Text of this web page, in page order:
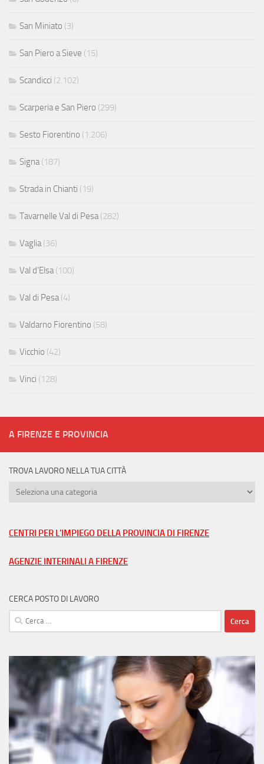
San Miniato (3)
San Piero a Sieve (15)
Scandicci (2.102)
Scarperia e San Piero (299)
Sesto Fiorentino (1.206)
Signa(187)
Strada in Chianti (19)
Tavarnelle Val di Pesa(282)
Vaglia(36)
Val d'Elsa(100)
Val di Pesa(4)
Valdarno Fiorentino (58)
Vicchio (42)
Vinci (128)
A FIRENZE E PROVINCIA
TROVA LAVORO NELLA TUA CITTÀ
Trova
tua
CENTRI PER L'IMPIEGO DELLA PROVINCIA DI FIRENZE
AGENZIE INTERINALI A FIRENZE
CERCA POSTO DI LAVORO
Ricerca
per: